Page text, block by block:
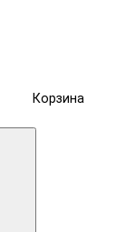
Корзина